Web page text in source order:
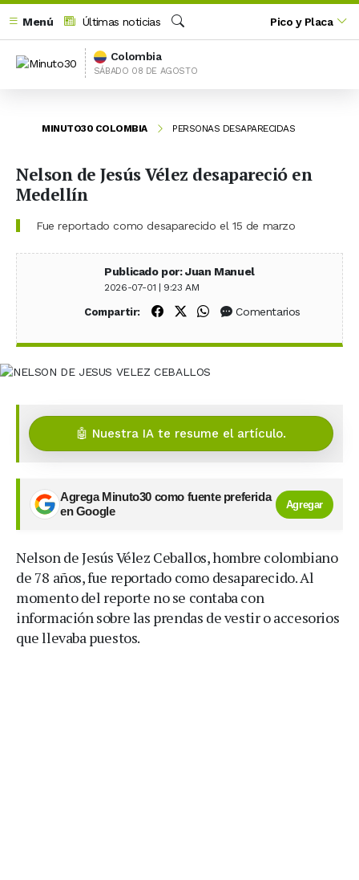
Menú
Últimas noticias
Buscar
Pico y Placa
Colombia
SÁBADO 08 DE AGOSTO
MINUTO30 COLOMBIA PERSONAS DESAPARECIDAS
Nelson de Jesús Vélez desapareció en
Medellín
Fue reportado como desaparecido el 15 de marzo
Publicado por: Juan Manuel
2026-07-01 | 9:23 AM
Compartir: Compartir en Facebook
Compartir en X (Twitter)
Compartir en WhatsApp
Comentarios
🤖 Nuestra IA te resume el artículo.
Agrega Minuto30 como fuente preferida
en Google
Agregar
Nelson de Jesús Vélez Ceballos, hombre colombiano
de 78 años, fue reportado como desaparecido. Al
momento del reporte no se contaba con
información sobre las prendas de vestir o accesorios
que llevaba puestos.